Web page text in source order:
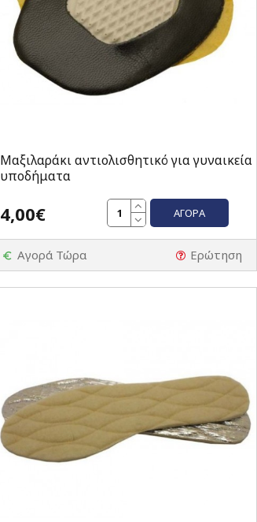
Μαξιλαράκι αντιολισθητικό για γυναικεία
υποδήματα
4,00€ ΑΓΟΡΆ
Αγορά Τώρα Ερώτηση